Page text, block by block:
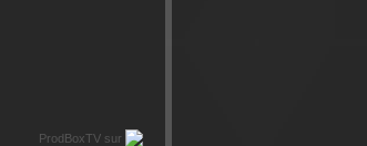
ProdBoxTV sur